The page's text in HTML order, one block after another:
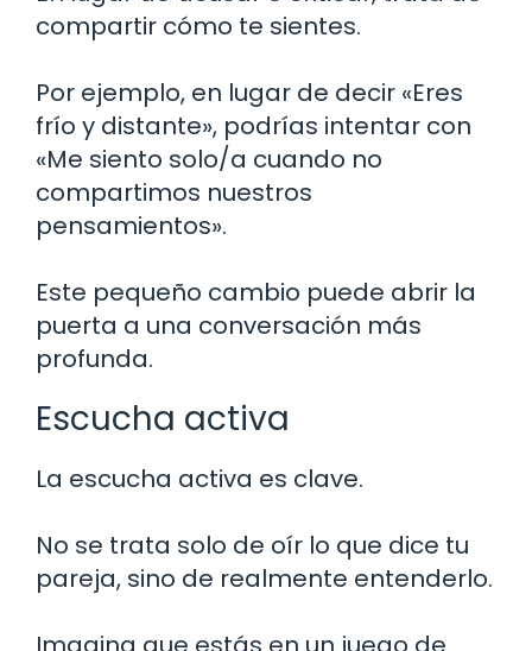
compartir cómo te sientes.
Por ejemplo, en lugar de decir «Eres
frío y distante», podrías intentar con
«Me siento solo/a cuando no
compartimos nuestros
pensamientos».
Este pequeño cambio puede abrir la
puerta a una conversación más
profunda.
Escucha activa
La escucha activa es clave.
No se trata solo de oír lo que dice tu
pareja, sino de realmente entenderlo.